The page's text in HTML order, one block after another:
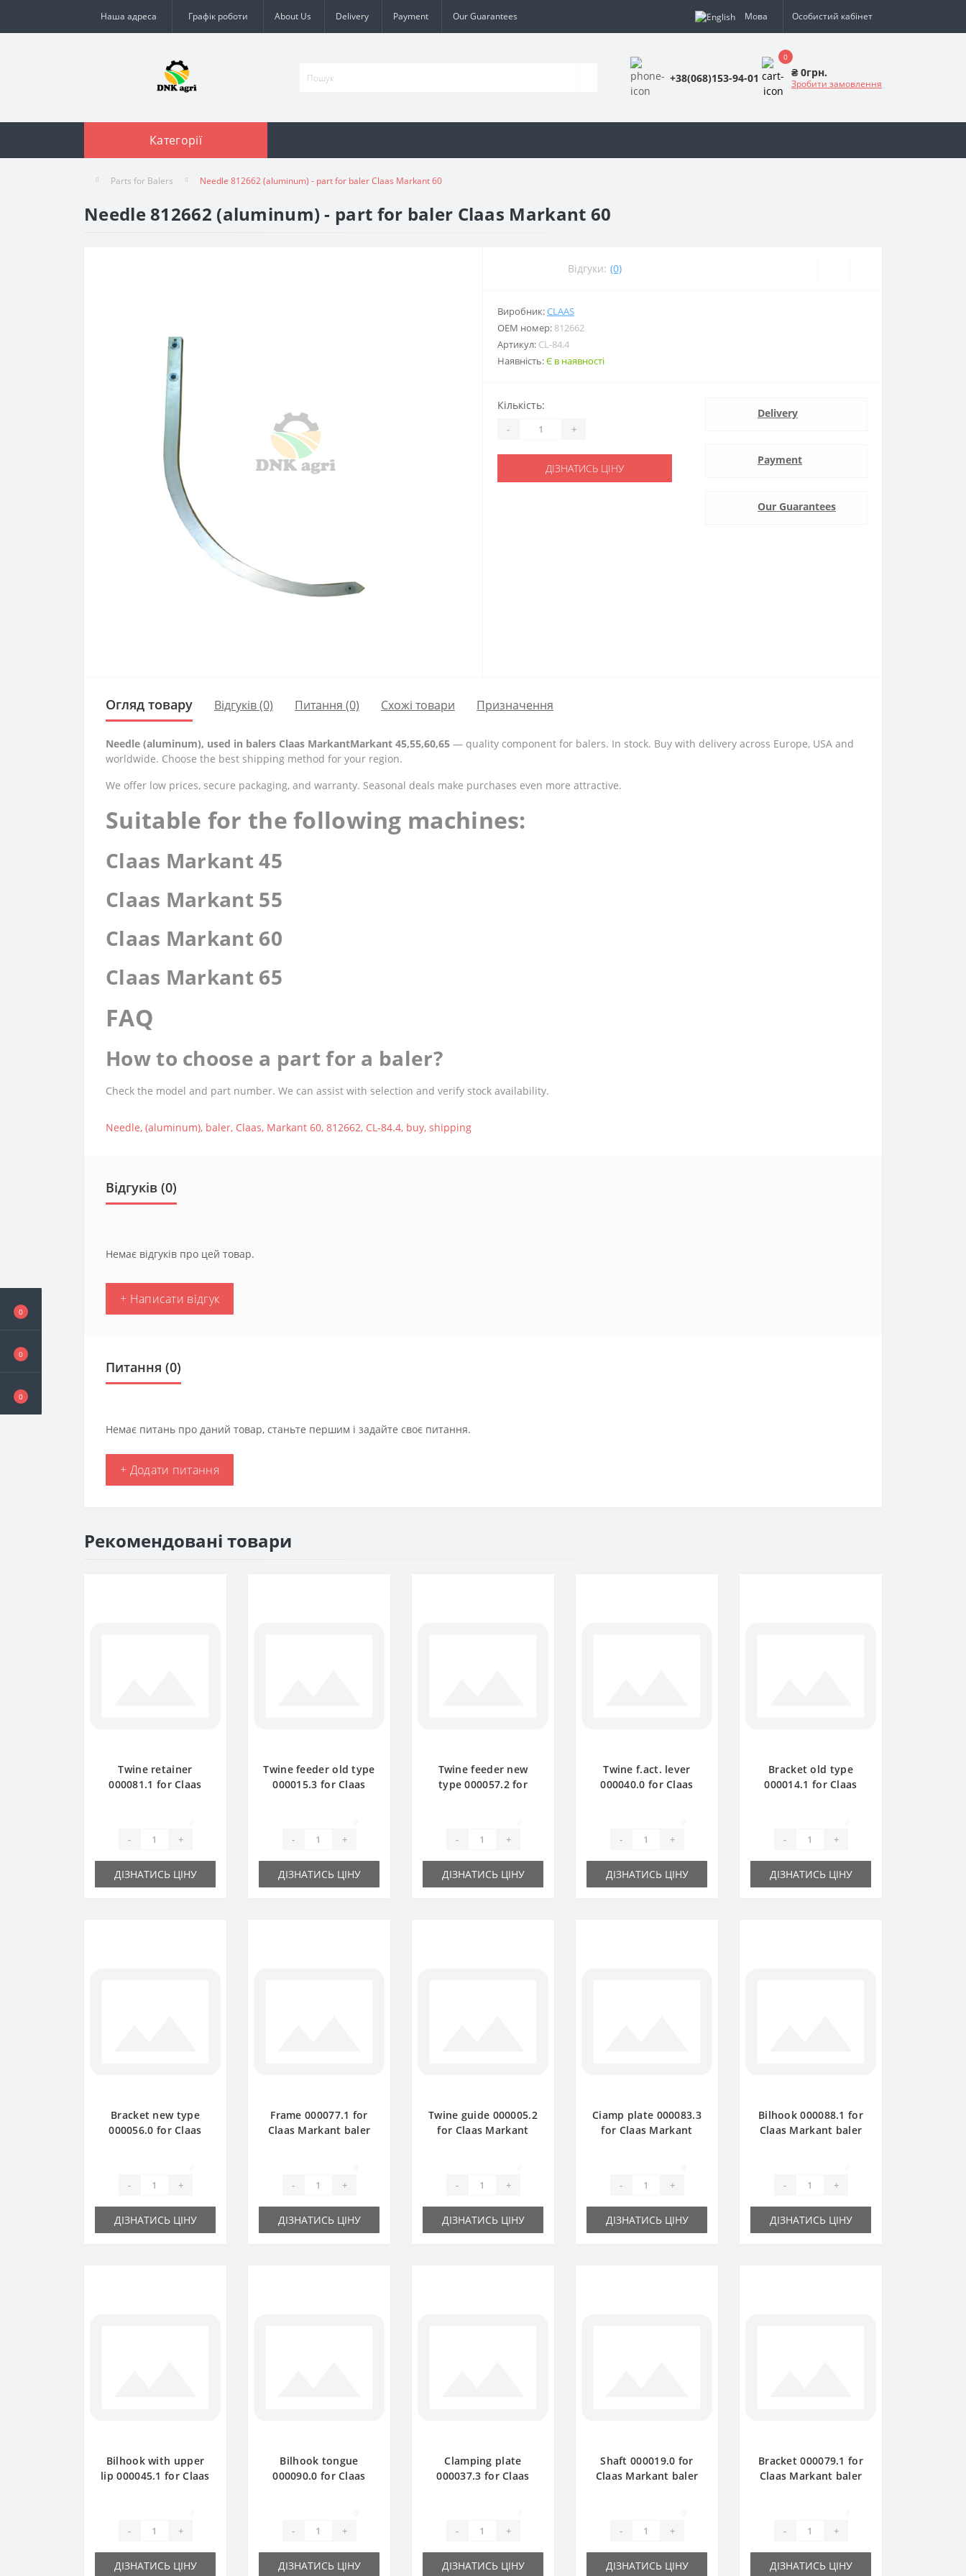
0
0
0
Наша адреса Графік роботи About Us Delivery Payment Our Guarantees Мова Особистий кабінет
+38(068)153-94-01
0
₴ 0грн.
Зробити замовлення
Категорії
Parts for Balers Needle 812662 (aluminum) - part for baler Claas Markant 60
Needle 812662 (aluminum) - part for baler Claas Markant 60
Відгуки: (0)
Виробник:CLAAS
ОЕМ номер: 812662
Артикул: CL-84.4
Наявність:Є в наявності
Кількість:
- +
ДІЗНАТИСЬ ЦІНУ
Delivery
Payment
Our Guarantees
Огляд товару Відгуків (0) Питання (0) Схожі товари Призначення
Needle (aluminum), used in balers Claas MarkantMarkant 45,55,60,65 — quality component for balers. In stock. Buy with delivery across Europe, USA and
worldwide. Choose the best shipping method for your region.
We offer low prices, secure packaging, and warranty. Seasonal deals make purchases even more attractive.
Suitable for the following machines:
Claas Markant 45
Claas Markant 55
Claas Markant 60
Claas Markant 65
FAQ
How to choose a part for a baler?
Check the model and part number. We can assist with selection and verify stock availability.
Needle, (aluminum), baler, Claas, Markant 60, 812662, CL-84.4, buy, shipping
Відгуків (0)
Немає відгуків про цей товар.
+ Написати відгук
Питання (0)
Немає питань про даний товар, станьте першим і задайте своє питання.
+ Додати питання
Рекомендовані товари
Twine retainer
000081.1 for Claas
- +
ДІЗНАТИСЬ ЦІНУ
Twine feeder old type
000015.3 for Claas
- +
ДІЗНАТИСЬ ЦІНУ
Twine feeder new
type 000057.2 for
- +
ДІЗНАТИСЬ ЦІНУ
Twine f.act. lever
000040.0 for Claas
- +
ДІЗНАТИСЬ ЦІНУ
Bracket old type
000014.1 for Claas
- +
ДІЗНАТИСЬ ЦІНУ
Bracket new type
000056.0 for Claas
- +
ДІЗНАТИСЬ ЦІНУ
Frame 000077.1 for
Claas Markant baler
- +
ДІЗНАТИСЬ ЦІНУ
Twine guide 000005.2
for Claas Markant
- +
ДІЗНАТИСЬ ЦІНУ
Ciamp plate 000083.3
for Claas Markant
- +
ДІЗНАТИСЬ ЦІНУ
Bilhook 000088.1 for
Claas Markant baler
- +
ДІЗНАТИСЬ ЦІНУ
Bilhook with upper
lip 000045.1 for Claas
- +
ДІЗНАТИСЬ ЦІНУ
Bilhook tongue
000090.0 for Claas
- +
ДІЗНАТИСЬ ЦІНУ
Clamping plate
000037.3 for Claas
- +
ДІЗНАТИСЬ ЦІНУ
Shaft 000019.0 for
Claas Markant baler
- +
ДІЗНАТИСЬ ЦІНУ
Bracket 000079.1 for
Claas Markant baler
- +
ДІЗНАТИСЬ ЦІНУ